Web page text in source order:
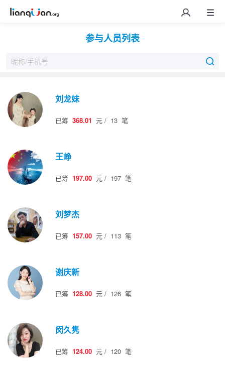
参与人员列表
刘龙妹
已筹 368.01 元 / 13 笔
王峥
已筹 197.00 元 / 197 笔
刘梦杰
已筹 157.00 元 / 113 笔
谢庆新
已筹 128.00 元 / 126 笔
闵久隽
已筹 124.00 元 / 120 笔